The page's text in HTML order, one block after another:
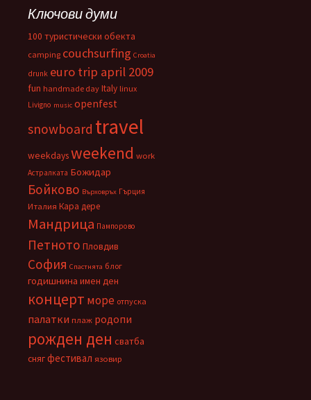
Ключови думи
100 туристически обекта
camping couchsurfing Croatia
drunk euro trip april 2009
fun handmade day Italy linux
Livigno music openfest
snowboard travel
weekdaysweekend work
Астралката Божидар
Бойково Върховръх Гърция
Италия Кара дере
Мандрица Пампорово
Петното Пловдив
София Спастнята блог
годишнина имен ден
концерт море отпуска
палатки плаж родопи
рожден ден сватба
снягфестивал язовир